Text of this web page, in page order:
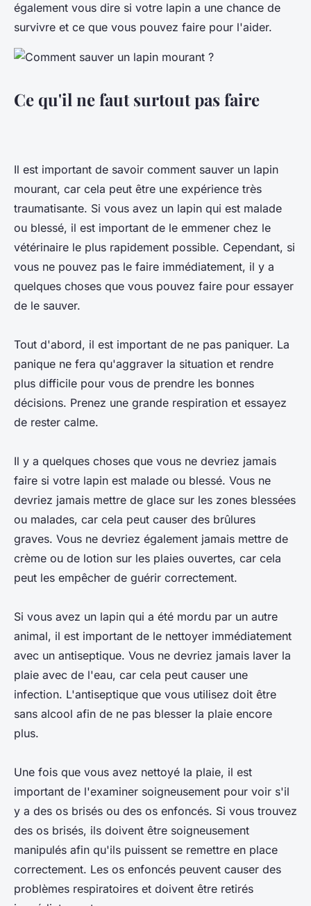
également vous dire si votre lapin a une chance de
survivre et ce que vous pouvez faire pour l'aider.
Ce qu'il ne faut surtout pas faire
Il est important de savoir comment sauver un lapin
mourant, car cela peut être une expérience très
traumatisante. Si vous avez un lapin qui est malade
ou blessé, il est important de le emmener chez le
vétérinaire le plus rapidement possible. Cependant, si
vous ne pouvez pas le faire immédiatement, il y a
quelques choses que vous pouvez faire pour essayer
de le sauver.
Tout d'abord, il est important de ne pas paniquer. La
panique ne fera qu'aggraver la situation et rendre
plus difficile pour vous de prendre les bonnes
décisions. Prenez une grande respiration et essayez
de rester calme.
Il y a quelques choses que vous ne devriez jamais
faire si votre lapin est malade ou blessé. Vous ne
devriez jamais mettre de glace sur les zones blessées
ou malades, car cela peut causer des brûlures
graves. Vous ne devriez également jamais mettre de
crème ou de lotion sur les plaies ouvertes, car cela
peut les empêcher de guérir correctement.
Si vous avez un lapin qui a été mordu par un autre
animal, il est important de le nettoyer immédiatement
avec un antiseptique. Vous ne devriez jamais laver la
plaie avec de l'eau, car cela peut causer une
infection. L'antiseptique que vous utilisez doit être
sans alcool afin de ne pas blesser la plaie encore
plus.
Une fois que vous avez nettoyé la plaie, il est
important de l'examiner soigneusement pour voir s'il
y a des os brisés ou des os enfoncés. Si vous trouvez
des os brisés, ils doivent être soigneusement
manipulés afin qu'ils puissent se remettre en place
correctement. Les os enfoncés peuvent causer des
problèmes respiratoires et doivent être retirés